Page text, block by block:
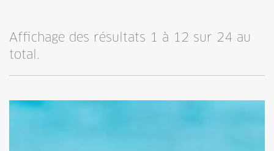
Affichage des résultats 1 à 12 sur 24 au
total.